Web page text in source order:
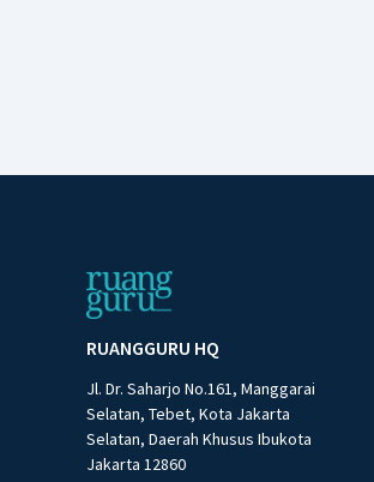
RUANGGURU HQ
Jl. Dr. Saharjo No.161, Manggarai
Selatan, Tebet, Kota Jakarta
Selatan, Daerah Khusus Ibukota
Jakarta 12860